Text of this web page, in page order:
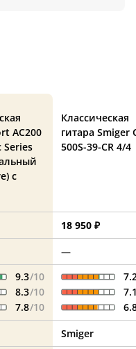
AC200
Series
с
Классическая
гитара Smiger
500S-39-СR 4/4
18 950 ₽
—
9.3/10
8.3/10
7.8/10
Smiger